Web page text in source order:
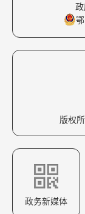
版权
政务新媒体